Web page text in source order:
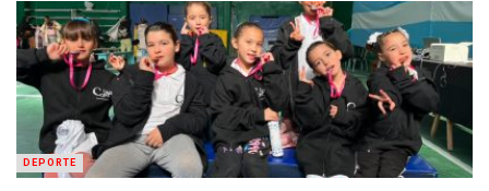
DEPORTE